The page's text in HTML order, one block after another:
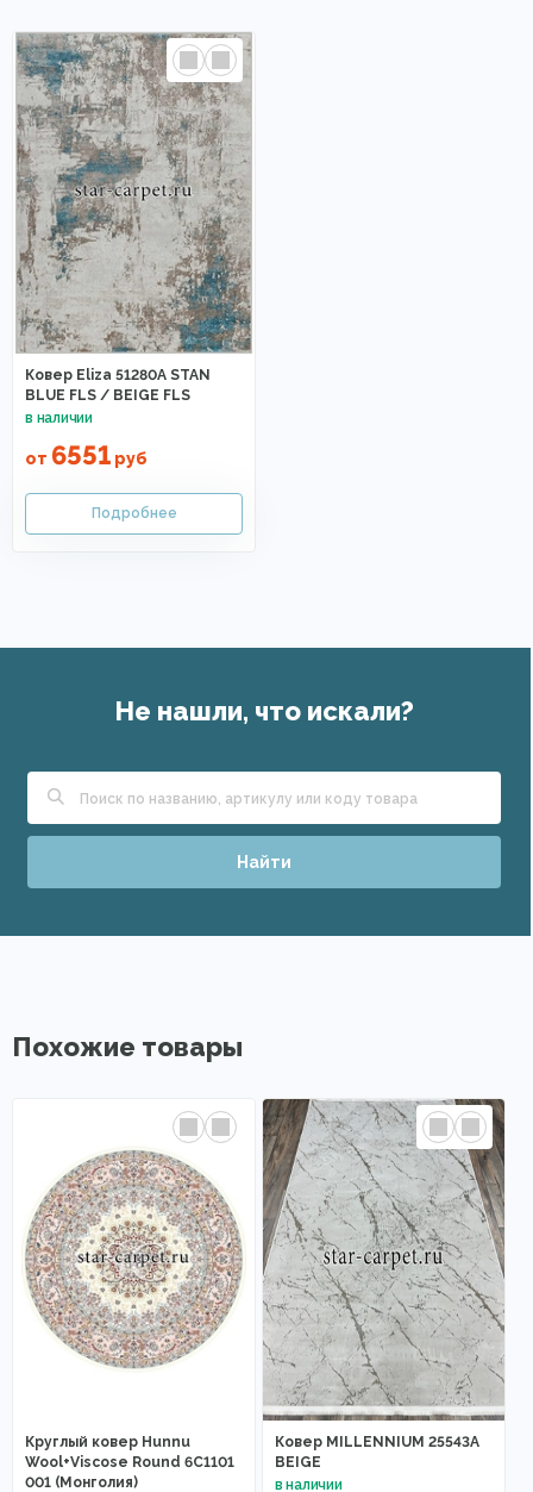
Ковер Eliza 51280A STAN
BLUE FLS / BEIGE FLS
от 6551 руб
Не нашли, что искали?
Найти
Похожие товары
Круглый ковер Hunnu
Wool+Viscose Round 6C1101
001 (Монголия)
Ковер MILLENNIUM 25543A
BEIGE